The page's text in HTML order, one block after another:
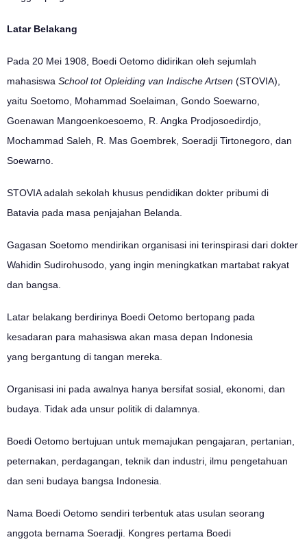
Latar Belakang
Pada 20 Mei 1908, Boedi Oetomo didirikan oleh sejumlah
mahasiswa School tot Opleiding van Indische Artsen (STOVIA),
yaitu Soetomo, Mohammad Soelaiman, Gondo Soewarno,
Goenawan Mangoenkoesoemo, R. Angka Prodjosoedirdjo,
Mochammad Saleh, R. Mas Goembrek, Soeradji Tirtonegoro, dan
Soewarno.
STOVIA adalah sekolah khusus pendidikan dokter pribumi di
Batavia pada masa penjajahan Belanda.
Gagasan Soetomo mendirikan organisasi ini terinspirasi dari dokter
Wahidin Sudirohusodo, yang ingin meningkatkan martabat rakyat
dan bangsa.
Latar belakang berdirinya Boedi Oetomo bertopang pada
kesadaran para mahasiswa akan masa depan Indonesia
yang bergantung di tangan mereka.
Organisasi ini pada awalnya hanya bersifat sosial, ekonomi, dan
budaya. Tidak ada unsur politik di dalamnya.
Boedi Oetomo bertujuan untuk memajukan pengajaran, pertanian,
peternakan, perdagangan, teknik dan industri, ilmu pengetahuan
dan seni budaya bangsa Indonesia.
Nama Boedi Oetomo sendiri terbentuk atas usulan seorang
anggota bernama Soeradji. Kongres pertama Boedi